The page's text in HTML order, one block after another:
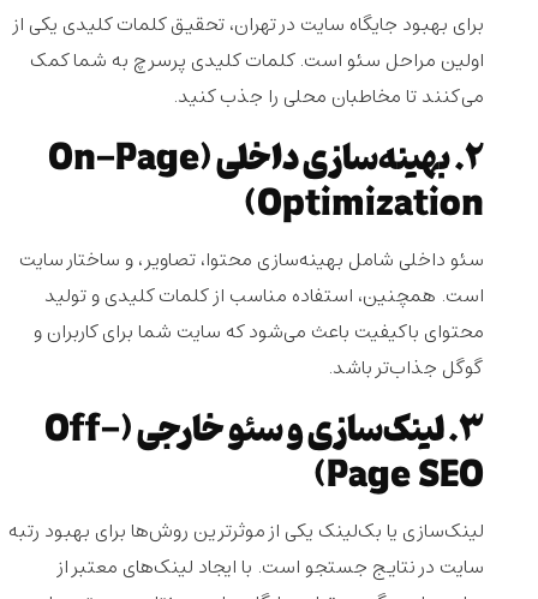
برای بهبود جایگاه سایت در تهران، تحقیق کلمات کلیدی یکی از
اولین مراحل سئو است. کلمات کلیدی پرسرچ به شما کمک
می‌کنند تا مخاطبان محلی را جذب کنید.
2. بهینه‌سازی داخلی (On-Page
Optimization)
سئو داخلی شامل بهینه‌سازی محتوا، تصاویر، و ساختار سایت
است. همچنین، استفاده مناسب از کلمات کلیدی و تولید
محتوای باکیفیت باعث می‌شود که سایت شما برای کاربران و
گوگل جذاب‌تر باشد.
3. لینک‌سازی و سئو خارجی (Off-
Page SEO)
لینک‌سازی یا بک‌لینک یکی از موثرترین روش‌ها برای بهبود رتبه
سایت در نتایج جستجو است. با ایجاد لینک‌های معتبر از